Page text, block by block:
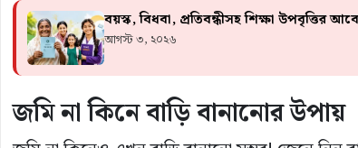
বয়স্ক, বিধবা, প্রতিবন্ধীসহ শিক্ষা
আগস্ট ৩, ২০২৬
জমি না কিনে বাড়ি বানানোর উপায়